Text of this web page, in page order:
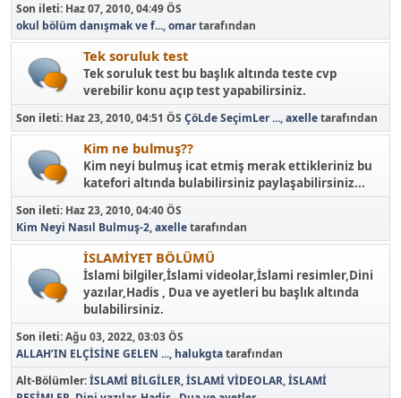
Son ileti: Haz 07, 2010, 04:49 ÖS
okul bölüm danışmak ve f...,omartarafından
Tek soruluk test
Tek soruluk test bu başlık altında teste cvp
verebilir konu açıp test yapabilirsiniz.
Son ileti: Haz 23, 2010, 04:51 ÖS ÇöLde SeçimLer ...,axelletarafından
Kim ne bulmuş??
Kim neyi bulmuş icat etmiş merak ettikleriniz bu
katefori altında bulabilirsiniz paylaşabilirsiniz...
Son ileti: Haz 23, 2010, 04:40 ÖS
Kim Neyi Nasıl Bulmuş-2,axelletarafından
İSLAMİYET BÖLÜMÜ
İslami bilgiler,İslami videolar,İslami resimler,Dini
yazılar,Hadis , Dua ve ayetleri bu başlık altında
bulabilirsiniz.
Son ileti:Ağu 03, 2022, 03:03 ÖS
ALLAH’IN ELÇİSİNE GELEN ..., halukgtatarafından
Alt-Bölümler İSLAMİ BİLGİLER İSLAMİ VİDEOLAR İSLAMİ